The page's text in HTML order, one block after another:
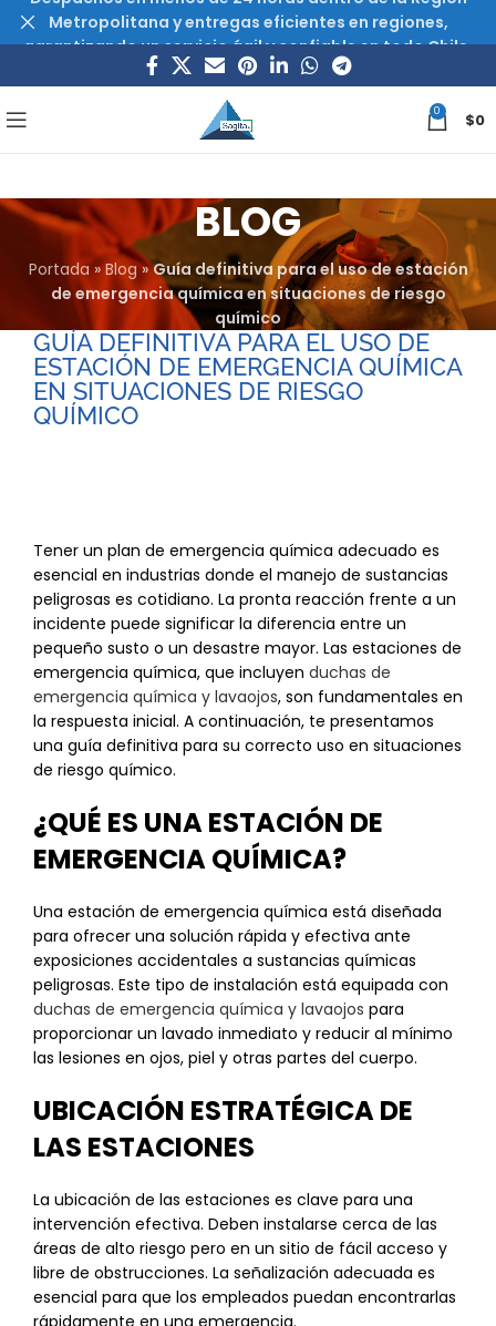
0 $0
BLOG
Portada »Blog»Guía definitiva para el uso de estación
de emergencia química en situaciones de riesgo
químico
GUÍA DEFINITIVA PARA EL USO DE
ESTACIÓN DE EMERGENCIA QUÍMICA
EN SITUACIONES DE RIESGO
QUÍMICO
Tener un plan de emergencia química adecuado es
esencial en industrias donde el manejo de sustancias
peligrosas es cotidiano. La pronta reacción frente a un
incidente puede significar la diferencia entre un
pequeño susto o un desastre mayor. Las estaciones de
emergencia química, que incluyen duchas de
emergencia química y lavaojos, son fundamentales en
la respuesta inicial. A continuación, te presentamos
una guía definitiva para su correcto uso en situaciones
de riesgo químico.
¿QUÉ ES UNA ESTACIÓN DE
EMERGENCIA QUÍMICA?
Una estación de emergencia química está diseñada
para ofrecer una solución rápida y efectiva ante
exposiciones accidentales a sustancias químicas
peligrosas. Este tipo de instalación está equipada con
duchas de emergencia química y lavaojos para
proporcionar un lavado inmediato y reducir al mínimo
las lesiones en ojos, piel y otras partes del cuerpo.
UBICACIÓN ESTRATÉGICA DE
LAS ESTACIONES
La ubicación de las estaciones es clave para una
intervención efectiva. Deben instalarse cerca de las
áreas de alto riesgo pero en un sitio de fácil acceso y
libre de obstrucciones. La señalización adecuada es
esencial para que los empleados puedan encontrarlas
rápidamente en una emergencia.
Metropolitana y entregas eficientes en regiones,
garantizando un servicio ágil y confiable en todo Chile.